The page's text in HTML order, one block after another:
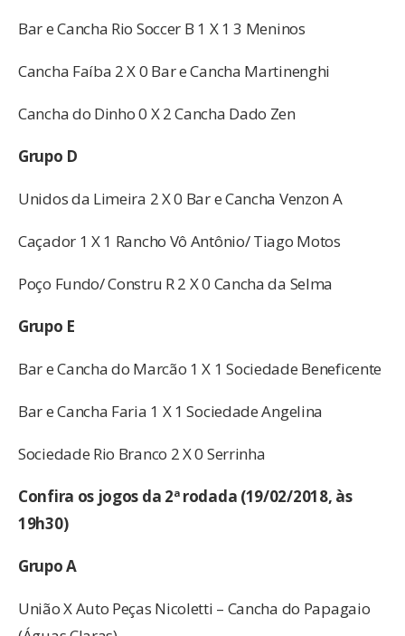
Bar e Cancha Rio Soccer B 1 X 1 3 Meninos
Cancha Faíba 2 X 0 Bar e Cancha Martinenghi
Cancha do Dinho 0 X 2 Cancha Dado Zen
Grupo D
Unidos da Limeira 2 X 0 Bar e Cancha Venzon A
Caçador 1 X 1 Rancho Vô Antônio/ Tiago Motos
Poço Fundo/ Constru R 2 X 0 Cancha da Selma
Grupo E
Bar e Cancha do Marcão 1 X 1 Sociedade Beneficente
Bar e Cancha Faria 1 X 1 Sociedade Angelina
Sociedade Rio Branco 2 X 0 Serrinha
Confira os jogos da 2ª rodada (19/02/2018, às
19h30)
Grupo A
União X Auto Peças Nicoletti – Cancha do Papagaio